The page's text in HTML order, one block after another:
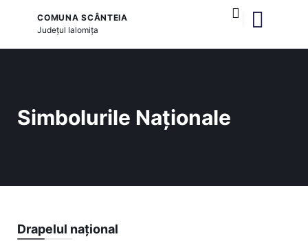
COMUNA SCÂNTEIA
Județul Ialomița
Simbolurile Naționale
Drapelul național